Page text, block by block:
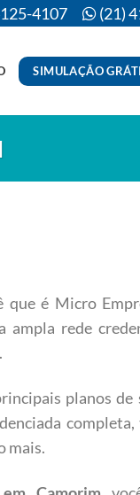
4107 (21)
SIMULAÇÃO
que é Micro
ampla rede
planos de
mais.